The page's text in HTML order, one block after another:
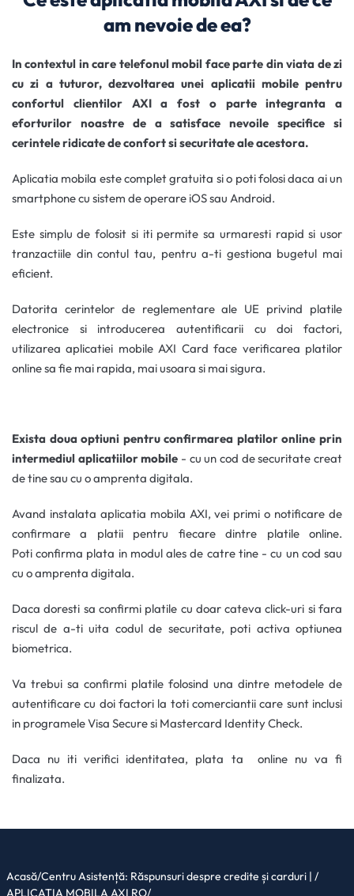
am nevoie de ea?
In contextul in care telefonul mobil face parte din viata de zi
cu zi a tuturor, dezvoltarea unei aplicatii mobile pentru
confortul clientilor AXI a fost o parte integranta a
eforturilor noastre de a satisface nevoile specifice si
cerintele ridicate de confort si securitate ale acestora.
Aplicatia mobila este complet gratuita si o poti folosi daca ai un
smartphone cu sistem de operare iOS sau Android.
Este simplu de folosit si iti permite sa urmaresti rapid si usor
tranzactiile din contul tau, pentru a-ti gestiona bugetul mai
eficient.
Datorita cerintelor de reglementare ale UE privind platile
electronice si introducerea autentificarii cu doi factori,
utilizarea aplicatiei mobile AXI Card face verificarea platilor
online sa fie mai rapida, mai usoara si mai sigura.
Exista doua optiuni pentru confirmarea platilor online prin
intermediul aplicatiilor mobile - cu un cod de securitate creat
de tine sau cu o amprenta digitala.
Avand instalata aplicatia mobila AXI, vei primi o notificare de
confirmare a platii pentru fiecare dintre platile online.
Poti confirma plata in modul ales de catre tine - cu un cod sau
cu o amprenta digitala.
Daca doresti sa confirmi platile cu doar cateva click-uri si fara
riscul de a-ti uita codul de securitate, poti activa optiunea
biometrica.
Va trebui sa confirmi platile folosind una dintre metodele de
autentificare cu doi factori la toti comerciantii care sunt inclusi
in programele Visa Secure si Mastercard Identity Check.
Daca nu iti verifici identitatea, plata ta online nu va fi
finalizata.
Acasă/Centru Asistență: Răspunsuri despre credite și carduri | /